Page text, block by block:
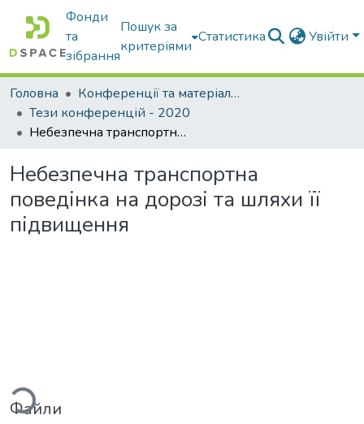
Фонди
та
зібрання
Пошук за
критеріями
Статистика Увійти
Головна
Конференції та матеріали конференцій
Тези конференцій - 2020
Небезпечна транспортна поведінка на дорозі та шляхи її підвищення
Небезпечна транспортна
поведінка на дорозі та шляхи її
підвищення
Файли